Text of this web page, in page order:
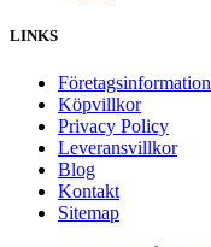
LINKS
Företagsinformation
Köpvillkor
Privacy Policy
Leveransvillkor
Blog
Kontakt
Sitemap